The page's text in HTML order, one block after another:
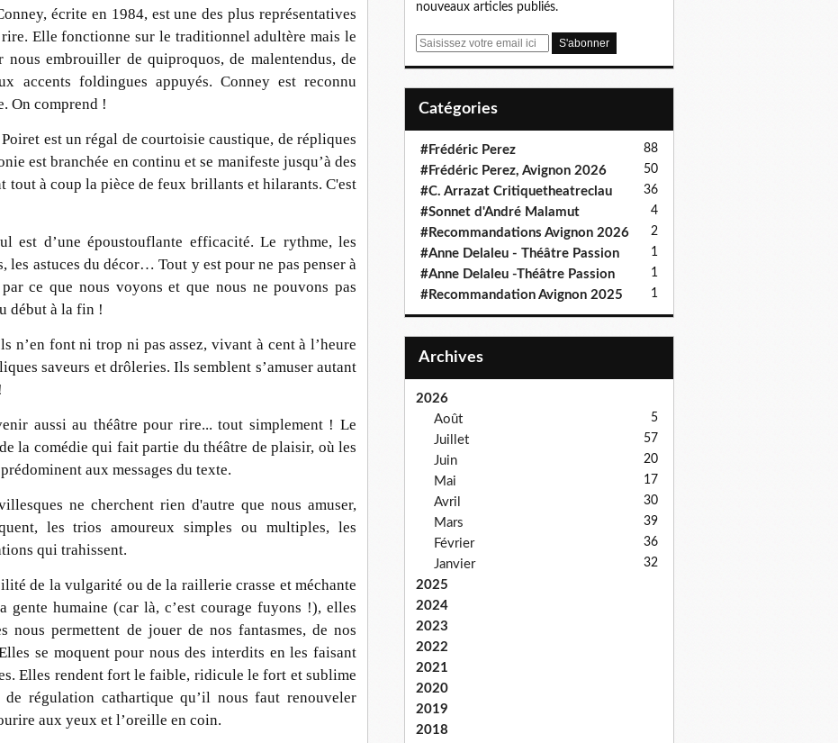
écrite en 1984, est une des plus représentatives
Elle fonctionne sur le traditionnel adultère mais le
embrouiller de quiproquos, de malentendus, de
accents foldingues appuyés. Conney est reconnu
On comprend !
est un régal de courtoisie caustique, de répliques
est branchée en continu et se manifeste jusqu’à des
tout à coup la pièce de feux brillants et hilarants. C'est
est d’une époustouflante efficacité. Le rythme, les
les astuces du décor… Tout y est pour ne pas penser à
ce que nous voyons et que nous ne pouvons pas
début à la fin !
n’en font ni trop ni pas assez, vivant à cent à l’heure
saveurs et drôleries. Ils semblent s’amuser autant
aussi au théâtre pour rire... tout simplement ! Le
la comédie qui fait partie du théâtre de plaisir, où les
aux messages du texte.
ne cherchent rien d'autre que nous amuser,
les trios amoureux simples ou multiples, les
qui trahissent.
de la vulgarité ou de la raillerie crasse et méchante
gente humaine (car là, c’est courage fuyons !), elles
nous permettent de jouer de nos fantasmes, de nos
se moquent pour nous des interdits en les faisant
Elles rendent fort le faible, ridicule le fort et sublime
de régulation cathartique qu’il nous faut renouveler
aux yeux et l’oreille en coin.
nouveaux articles publiés.
E
Catégories
#Frédéric Perez 88
#Frédéric Perez, Avignon 2026 50
#C. Arrazat Critiquetheatreclau 36
#Sonnet d'André Malamut 4
#Recommandations Avignon 2026 2
#Anne Delaleu - Théâtre Passion 1
#Anne Delaleu -Théâtre Passion 1
#Recommandation Avignon 2025 1
Archives
2026
Août
5
Juillet 57
Juin 20
Mai 17
Avril 30
Mars 39
Février 36
Janvier 32
2025
2024
2023
2022
2021
2020
2019
2018